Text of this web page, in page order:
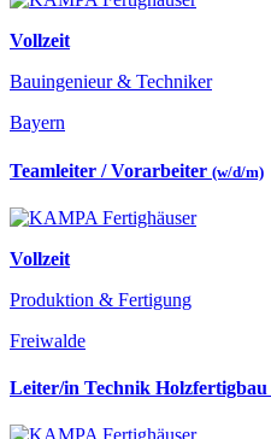
Vollzeit
Bauingenieur & Techniker
Bayern
Teamleiter / Vorarbeiter (w/d/m)
Vollzeit
Produktion & Fertigung
Freiwalde
Leiter/in Technik Holzfertigbau